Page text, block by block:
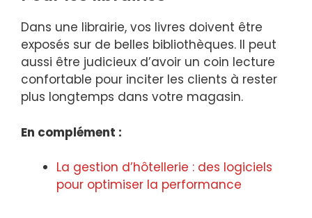
Dans une librairie, vos livres doivent être
exposés sur de belles bibliothèques. Il peut
aussi être judicieux d’avoir un coin lecture
confortable pour inciter les clients à rester
plus longtemps dans votre magasin.
En complément :
La gestion d’hôtellerie : des logiciels
pour optimiser la performance